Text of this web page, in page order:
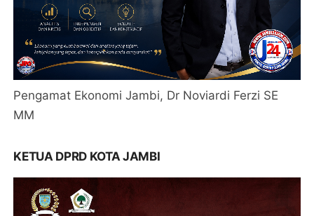
Pengamat Ekonomi Jambi, Dr Noviardi Ferzi SE
MM
KETUA DPRD KOTA JAMBI